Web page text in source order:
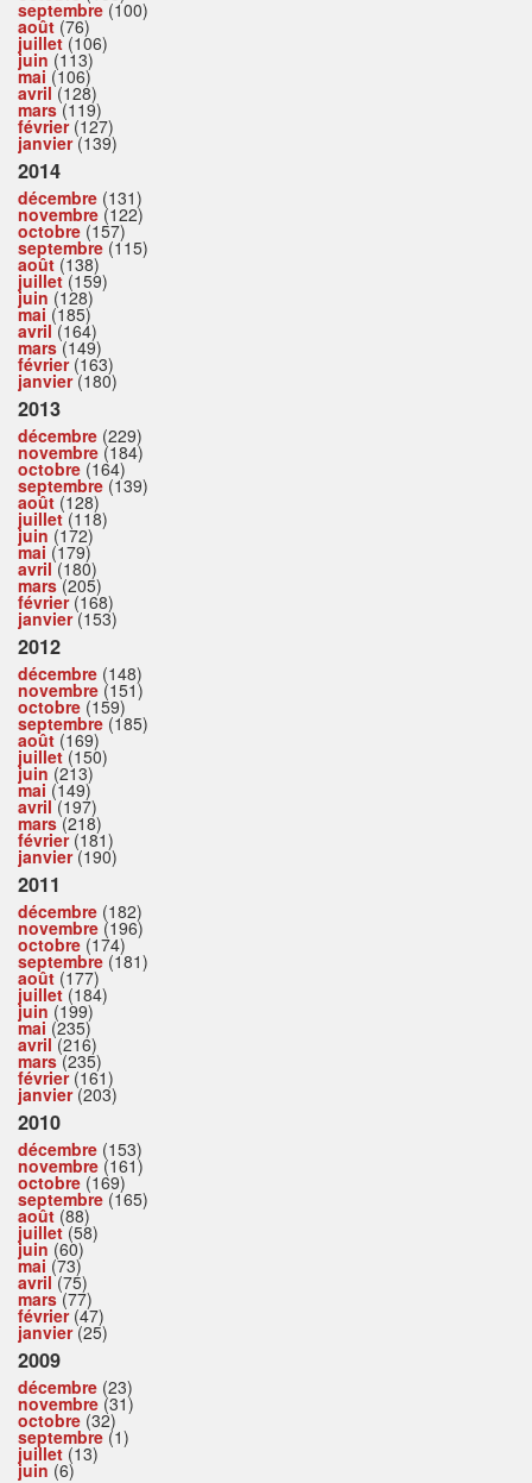
septembre (100)
août (76)
juillet(106)
juin (113)
mai (106)
avril(128)
mars(119)
février(127)
janvier(139)
2014
décembre (131)
novembre (122)
octobre (157)
septembre (115)
août (138)
juillet(159)
juin (128)
mai (185)
avril(164)
mars(149)
février(163)
janvier(180)
2013
décembre (229)
novembre (184)
octobre (164)
septembre (139)
août (128)
juillet(118)
juin (172)
mai (179)
avril(180)
mars(205)
février(168)
janvier(153)
2012
décembre (148)
novembre (151)
octobre (159)
septembre (185)
août (169)
juillet(150)
juin (213)
mai (149)
avril(197)
mars(218)
février(181)
janvier(190)
2011
décembre (182)
novembre (196)
octobre (174)
septembre (181)
août (177)
juillet(184)
juin (199)
mai (235)
avril(216)
mars(235)
février(161)
janvier(203)
2010
décembre (153)
novembre (161)
octobre (169)
septembre (165)
août (88)
juillet(58)
juin (60)
mai (73)
avril(75)
mars(77)
février(47)
janvier(25)
2009
décembre (23)
novembre (31)
octobre (32)
septembre (1)
juillet (13)
juin (6)